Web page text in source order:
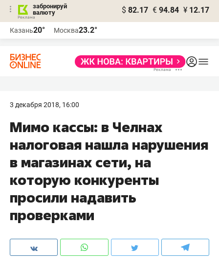
забронируй
валюту
$ 82.17 € 94.84 ¥ 12.17
Казань20° Москва23.2°
3 декабря 2018, 16:00
Мимо кассы: в Челнах
налоговая нашла нарушения
в магазинах сети, на
которую конкуренты
просили надавить
проверками